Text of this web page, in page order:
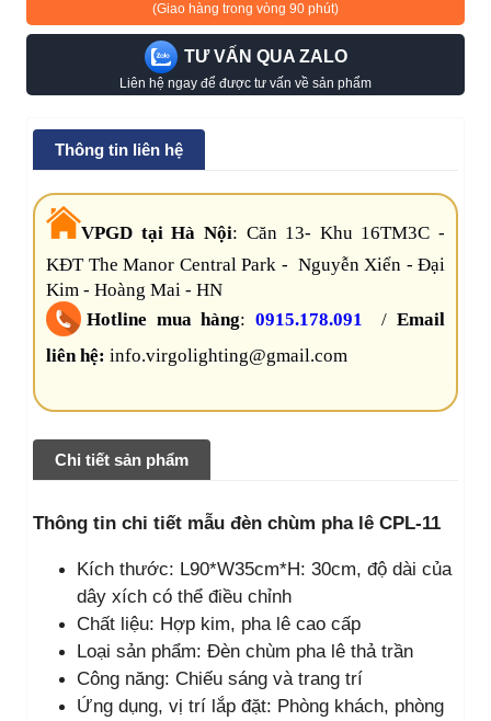
(Giao hàng trong vòng 90 phút)
TƯ VẤN QUA ZALO
Liên hệ ngay để được tư vấn về sản phẩm
Thông tin liên hệ
VPGD tại Hà Nội: Căn 13- Khu 16TM3C -
KĐT The Manor Central Park - Nguyễn Xiển - Đại
Kim - Hoàng Mai - HN
Hotline mua hàng:0915.178.091 /Email
liên hệ: info.virgolighting@gmail.com
Chi tiết sản phẩm
Thông tin chi tiết mẫu đèn chùm pha lê CPL-11
Kích thước: L90*W35cm*H: 30cm, độ dài của
dây xích có thể điều chỉnh
Chất liệu: Hợp kim, pha lê cao cấp
Loại sản phẩm: Đèn chùm pha lê thả trần
Công năng: Chiếu sáng và trang trí
Ứng dụng, vị trí lắp đặt: Phòng khách, phòng